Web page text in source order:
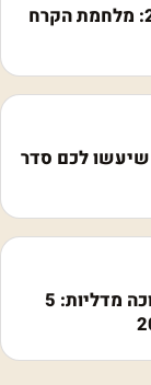
גלידות נסטלה לקיץ 2026: מלחמת הקרח
לכם סדר
ממרלו עוצמתי ועד רוזה זוכה מדליות: 5